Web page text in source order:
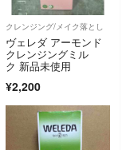
クレンジング/メイク落とし
ヴェレダ アーモンド
クレンジングミル
ク 新品未使用
¥2,200